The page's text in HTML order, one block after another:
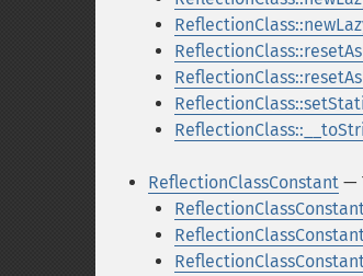
ReflectionClassConstant —